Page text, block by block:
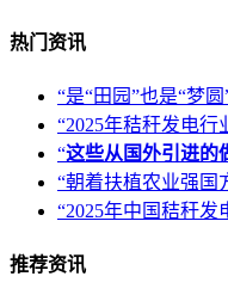
热门资讯
“是“田园”也是“梦
“2025年秸秆发电
“这些从国外引进的
“朝着扶植农业强
“2025年中国秸秆
推荐资讯